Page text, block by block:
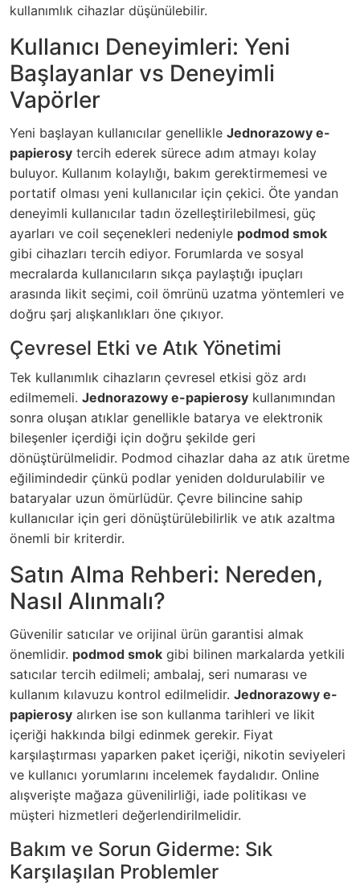
kullanımlık cihazlar düşünülebilir.
Kullanıcı Deneyimleri: Yeni
Başlayanlar vs Deneyimli
Vapörler
Yeni başlayan kullanıcılar genellikle Jednorazowy e-
papierosy tercih ederek sürece adım atmayı kolay
buluyor. Kullanım kolaylığı, bakım gerektirmemesi ve
portatif olması yeni kullanıcılar için çekici. Öte yandan
deneyimli kullanıcılar tadın özelleştirilebilmesi, güç
ayarları ve coil seçenekleri nedeniyle podmod smok
gibi cihazları tercih ediyor. Forumlarda ve sosyal
mecralarda kullanıcıların sıkça paylaştığı ipuçları
arasında likit seçimi, coil ömrünü uzatma yöntemleri ve
doğru şarj alışkanlıkları öne çıkıyor.
Çevresel Etki ve Atık Yönetimi
Tek kullanımlık cihazların çevresel etkisi göz ardı
edilmemeli. Jednorazowy e-papierosy kullanımından
sonra oluşan atıklar genellikle batarya ve elektronik
bileşenler içerdiği için doğru şekilde geri
dönüştürülmelidir. Podmod cihazlar daha az atık üretme
eğilimindedir çünkü podlar yeniden doldurulabilir ve
bataryalar uzun ömürlüdür. Çevre bilincine sahip
kullanıcılar için geri dönüştürülebilirlik ve atık azaltma
önemli bir kriterdir.
Satın Alma Rehberi: Nereden,
Nasıl Alınmalı?
Güvenilir satıcılar ve orijinal ürün garantisi almak
önemlidir. podmod smok gibi bilinen markalarda yetkili
satıcılar tercih edilmeli; ambalaj, seri numarası ve
kullanım kılavuzu kontrol edilmelidir. Jednorazowy e-
papierosy alırken ise son kullanma tarihleri ve likit
içeriği hakkında bilgi edinmek gerekir. Fiyat
karşılaştırması yaparken paket içeriği, nikotin seviyeleri
ve kullanıcı yorumlarını incelemek faydalıdır. Online
alışverişte mağaza güvenilirliği, iade politikası ve
müşteri hizmetleri değerlendirilmelidir.
Bakım ve Sorun Giderme: Sık
Karşılaşılan Problemler